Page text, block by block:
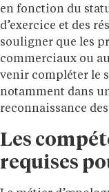
en fonction du
d’exercice et des
souligner que les
commerciaux ou
venir compléter le
notamment dans
reconnaissance
Les
requises